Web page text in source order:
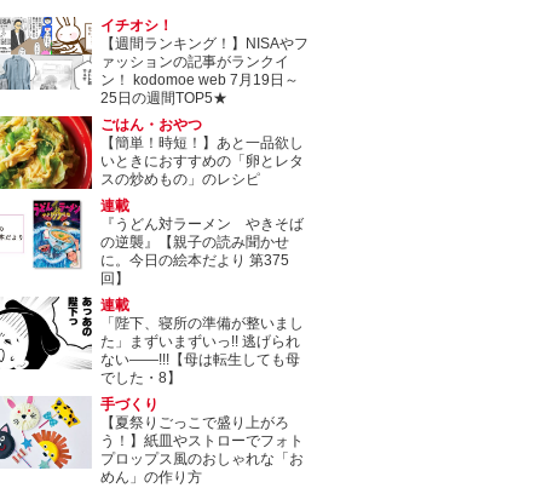
イチオシ！
【週間ランキング！】NISAやフ
ァッションの記事がランクイ
ン！ kodomoe web 7月19日～
25日の週間TOP5★
ごはん・おやつ
【簡単！時短！】あと一品欲し
いときにおすすめの「卵とレタ
スの炒めもの」のレシピ
連載
『うどん対ラーメン やきそば
の逆襲』【親子の読み聞かせ
に。今日の絵本だより 第375
回】
連載
「陛下、寝所の準備が整いまし
た」まずいまずいっ!! 逃げられ
ない――!!!【母は転生しても母
でした・8】
手づくり
【夏祭りごっこで盛り上がろ
う！】紙皿やストローでフォト
プロップス風のおしゃれな「お
めん」の作り方